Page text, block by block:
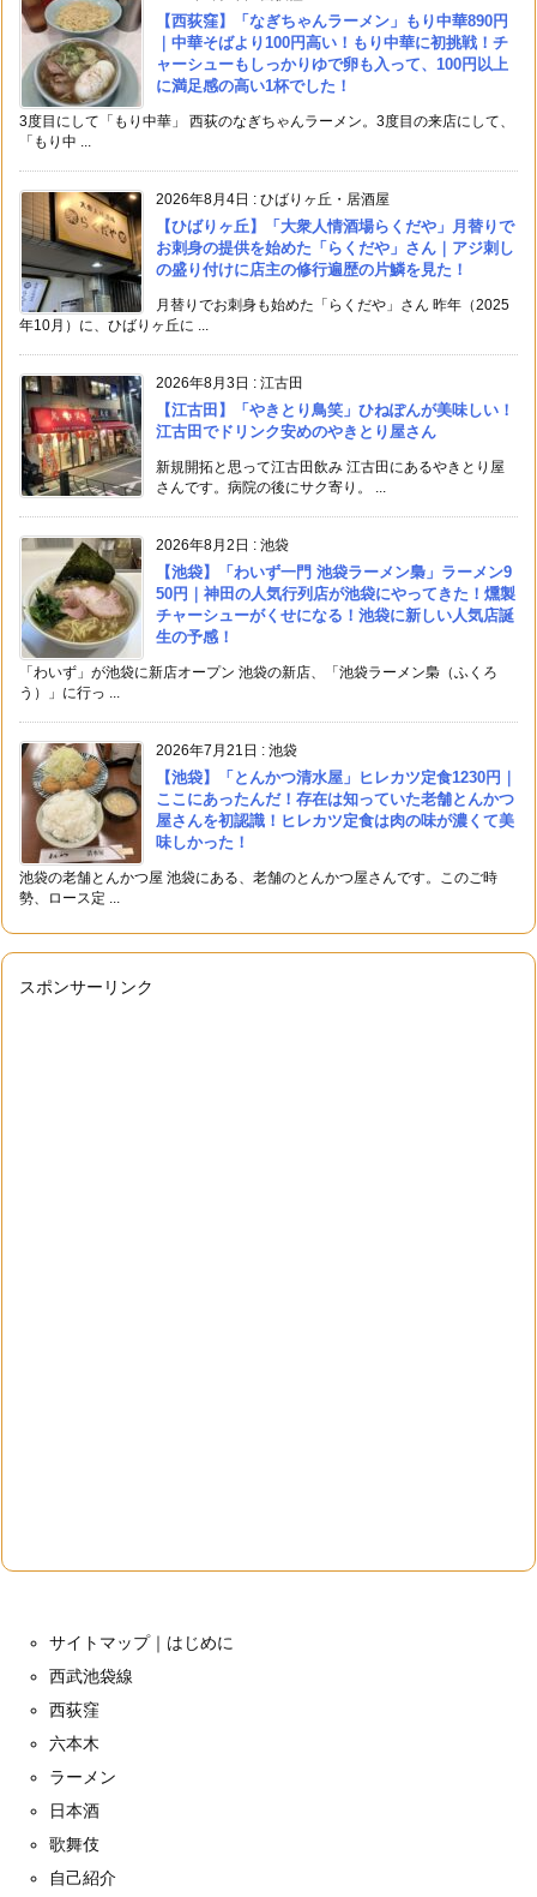
【西荻窪】「なぎちゃんラーメン」もり中華890円
｜中華そばより100円高い！もり中華に初挑戦！チ
ャーシューもしっかりゆで卵も入って、100円以上
に満足感の高い1杯でした！
3度目にして「もり中華」 西荻のなぎちゃんラーメン。3度目の来店にして、
「もり中 ...
2026年8月4日 : ひばりヶ丘・居酒屋
【ひばりヶ丘】「大衆人情酒場らくだや」月替りで
お刺身の提供を始めた「らくだや」さん｜アジ刺し
の盛り付けに店主の修行遍歴の片鱗を見た！
月替りでお刺身も始めた「らくだや」さん 昨年（2025
年10月）に、ひばりヶ丘に ...
2026年8月3日 : 江古田
【江古田】「やきとり鳥笑」ひねぽんが美味しい！
江古田でドリンク安めのやきとり屋さん
新規開拓と思って江古田飲み 江古田にあるやきとり屋
さんです。病院の後にサク寄り。 ...
2026年8月2日 : 池袋
【池袋】「わいず一門 池袋ラーメン梟」ラーメン9
50円｜神田の人気行列店が池袋にやってきた！燻製
チャーシューがくせになる！池袋に新しい人気店誕
生の予感！
「わいず」が池袋に新店オープン 池袋の新店、「池袋ラーメン梟（ふくろ
う）」に行っ ...
2026年7月21日 : 池袋
【池袋】「とんかつ清水屋」ヒレカツ定食1230円｜
ここにあったんだ！存在は知っていた老舗とんかつ
屋さんを初認識！ヒレカツ定食は肉の味が濃くて美
味しかった！
池袋の老舗とんかつ屋 池袋にある、老舗のとんかつ屋さんです。このご時
勢、ロース定 ...
スポンサーリンク
サイトマップ｜はじめに
西武池袋線
西荻窪
六本木
ラーメン
日本酒
歌舞伎
自己紹介